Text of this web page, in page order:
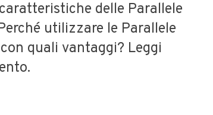
delle Parallele
utilizzare le Parallele
quali vantaggi? Leggi